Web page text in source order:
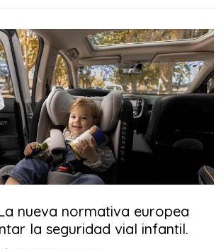
nueva normativa europea
la seguridad vial infantil.